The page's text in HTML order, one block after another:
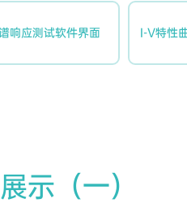
响应测试软件界面 I-V特性
示（一）